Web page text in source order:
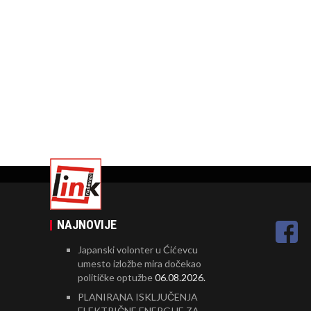
NAJNOVIJE
Japanski volonter u Ćićevcu
umesto izložbe mira dočekao
političke optužbe06.08.2026.
PLANIRANA ISKLJUČENJA